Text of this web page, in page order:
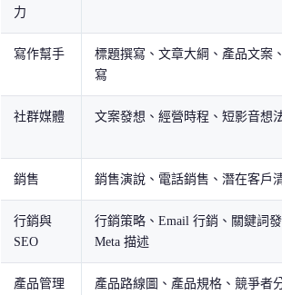
力
寫作幫手
標題撰寫、文章大綱、產品文案
寫
社群媒體 文案發想、經營時程、短影音想
銷售 銷售演說、電話銷售、潛在客戶
行銷與
SEO
行銷策略、Email 行銷、關鍵詞發
Meta 描述
產品管理 產品路線圖、產品規格、競爭者